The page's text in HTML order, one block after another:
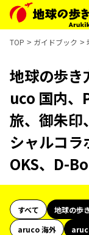
TOP ガイドブック
地球の歩き
uco 国内
旅、御朱印
シャルコラ
OKS、D-
すべて 地球の歩
aruco 海外